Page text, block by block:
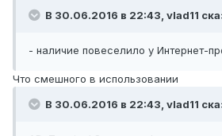
В 30.06.2016 в 22:43, vlad11
- наличие повеселило у Интернет-
Что смешного в использовании
В 30.06.2016 в 22:43, vlad11